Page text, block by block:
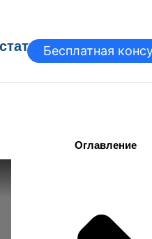
Бесплатная
Оглавление